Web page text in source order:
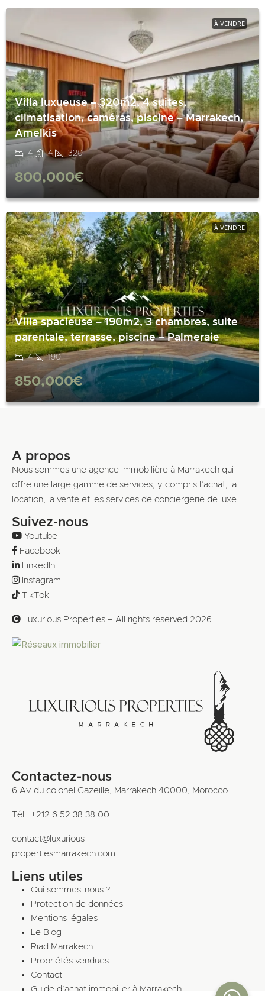
À VENDRE
Villa luxueuse – 320m2, 4 suites,
climatisation, caméras, piscine – Marrakech,
Amelkis
4 4 320
800,000€
À VENDRE
Villa spacieuse – 190m2, 3 chambres, suite
parentale, terrasse, piscine – Palmeraie
4 190
850,000€
A propos
Nous sommes une agence immobilière à Marrakech qui
offre une large gamme de services, y compris l’achat, la
location, la vente et les services de conciergerie de luxe.
Suivez-nous
Youtube
Facebook
LinkedIn
Instagram
TikTok
Luxurious Properties – All rights reserved 2026
Contactez-nous
6 Av. du colonel Gazeille, Marrakech 40000, Morocco.
Tél : +212 6 52 38 38 00
contact@luxurious
propertiesmarrakech.com
Liens utiles
Qui sommes-nous ?
Protection de données
Mentions légales
Le Blog
Riad Marrakech
Propriétés vendues
Contact
Guide d’achat immobilier à Marrakech